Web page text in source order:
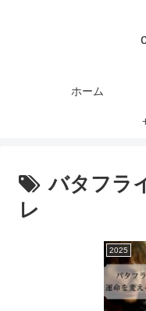
ホーム
バタフラ
レ
2025